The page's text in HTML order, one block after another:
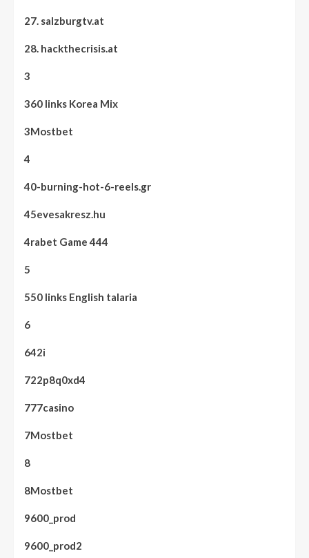
27. salzburgtv.at
28. hackthecrisis.at
3
360 links Korea Mix
3Mostbet
4
40-burning-hot-6-reels.gr
45evesakresz.hu
4rabet Game 444
5
550 links English talaria
6
642i
722p8q0xd4
777casino
7Mostbet
8
8Mostbet
9600_prod
9600_prod2